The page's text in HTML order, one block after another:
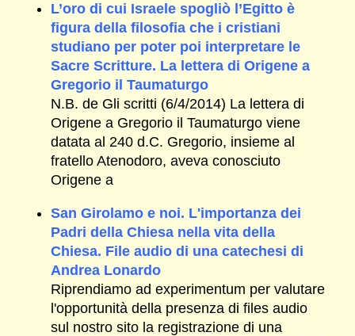
L’oro di cui Israele spogliò l’Egitto è
figura della filosofia che i cristiani
studiano per poter poi interpretare le
Sacre Scritture. La lettera di Origene a
Gregorio il Taumaturgo
N.B. de Gli scritti (6/4/2014) La lettera di
Origene a Gregorio il Taumaturgo viene
datata al 240 d.C. Gregorio, insieme al
fratello Atenodoro, aveva conosciuto
Origene a
San Girolamo e noi. L'importanza dei
Padri della Chiesa nella vita della
Chiesa. File audio di una catechesi di
Andrea Lonardo
Riprendiamo ad experimentum per valutare
l'opportunità della presenza di files audio
sul nostro sito la registrazione di una